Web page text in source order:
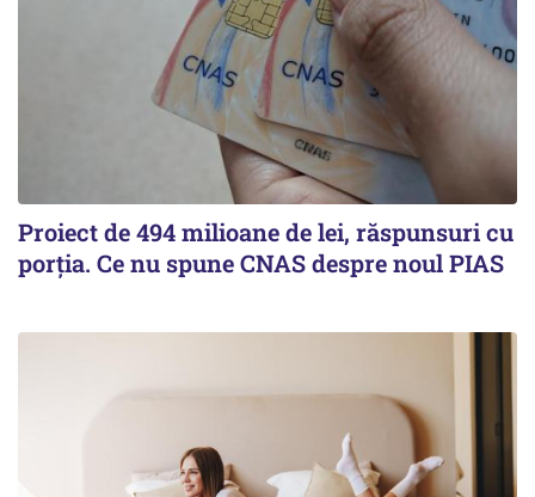
Proiect de 494 milioane de lei, răspunsuri cu
porția. Ce nu spune CNAS despre noul PIAS